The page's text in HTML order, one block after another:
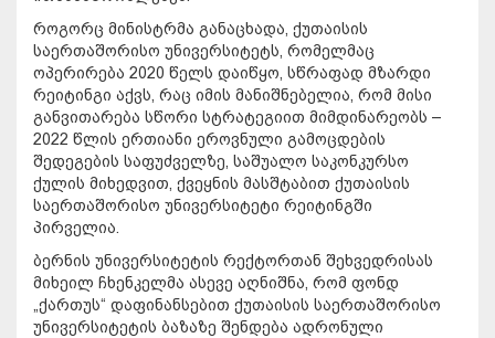
როგორც მინისტრმა განაცხადა, ქუთაისის
საერთაშორისო უნივერსიტეტს, რომელმაც
ოპერირება 2020 წელს დაიწყო, სწრაფად მზარდი
რეიტინგი აქვს, რაც იმის მანიშნებელია, რომ მისი
განვითარება სწორი სტრატეგიით მიმდინარეობს –
2022 წლის ერთიანი ეროვნული გამოცდების
შედეგების საფუძველზე, საშუალო საკონკურსო
ქულის მიხედვით, ქვეყნის მასშტაბით ქუთაისის
საერთაშორისო უნივერსიტეტი რეიტინგში
პირველია.
ბერნის უნივერსიტეტის რექტორთან შეხვედრისას
მიხეილ ჩხენკელმა ასევე აღნიშნა, რომ ფონდ
„ქართუს“ დაფინანსებით ქუთაისის საერთაშორისო
უნივერსიტეტის ბაზაზე შენდება ადრონული